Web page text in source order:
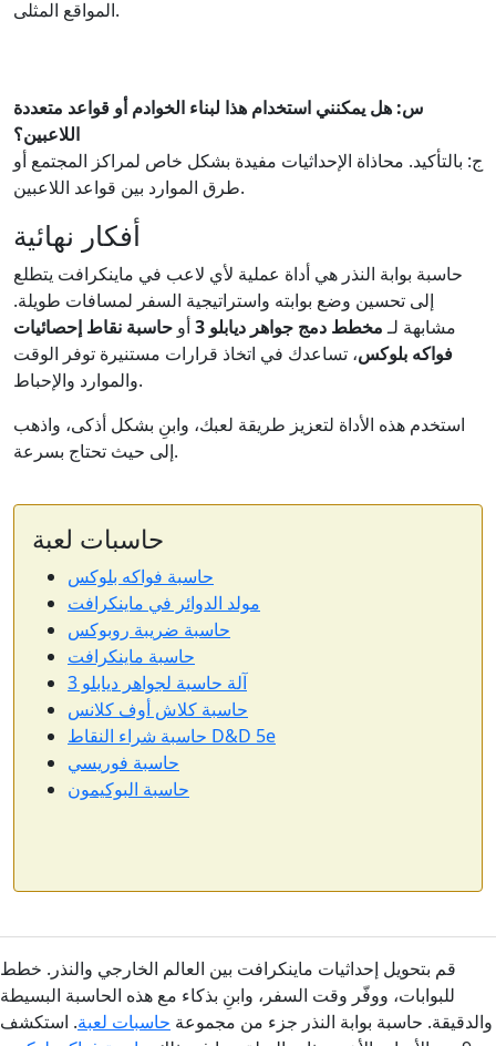
المواقع المثلى.
س: هل يمكنني استخدام هذا لبناء الخوادم أو قواعد متعددة
اللاعبين؟
ج: بالتأكيد. محاذاة الإحداثيات مفيدة بشكل خاص لمراكز المجتمع أو
طرق الموارد بين قواعد اللاعبين.
أفكار نهائية
حاسبة بوابة النذر هي أداة عملية لأي لاعب في ماينكرافت يتطلع
إلى تحسين وضع بوابته واستراتيجية السفر لمسافات طويلة.
مشابهة لـمخطط دمج جواهر ديابلو 3 أو حاسبة نقاط إحصائيات
فواكه بلوكس، تساعدك في اتخاذ قرارات مستنيرة توفر الوقت
والموارد والإحباط.
استخدم هذه الأداة لتعزيز طريقة لعبك، وابنِ بشكل أذكى، واذهب
إلى حيث تحتاج بسرعة.
حاسبات لعبة
حاسبة فواكه بلوكس
مولد الدوائر في ماينكرافت
حاسبة ضريبة روبوكس
حاسبة ماينكرافت
آلة حاسبة لجواهر ديابلو 3
حاسبة كلاش أوف كلانس
حاسبة شراء النقاط D&D 5e
حاسبة فوريسي
حاسبة البوكيمون
قم بتحويل إحداثيات ماينكرافت بين العالم الخارجي والنذر. خطط
للبوابات، ووفّر وقت السفر، وابنِ بذكاء مع هذه الحاسبة البسيطة
والدقيقة. حاسبة بوابة النذر جزء من مجموعة حاسبات لعبة. استكشف